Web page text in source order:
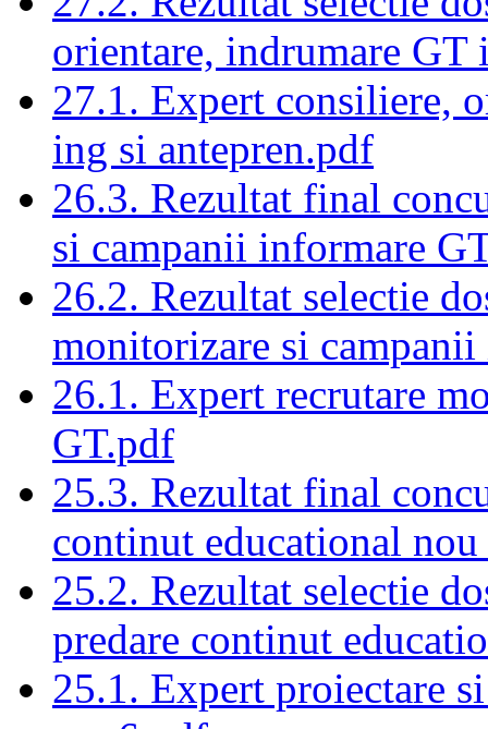
orientare, indrumare GT
27.1. Expert consiliere,
ing si antepren.pdf
26.3. Rezultat final
si campanii informare
26.2. Rezultat selectie
monitorizare si
26.1. Expert recrutare
GT.pdf
25.3. Rezultat final
continut educational
25.2. Rezultat selectie
predare continut
25.1. Expert proiectare